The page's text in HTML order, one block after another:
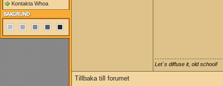
Kontakta Whoa
Let´s diffuse it, old school!
Tillbaka till forumet